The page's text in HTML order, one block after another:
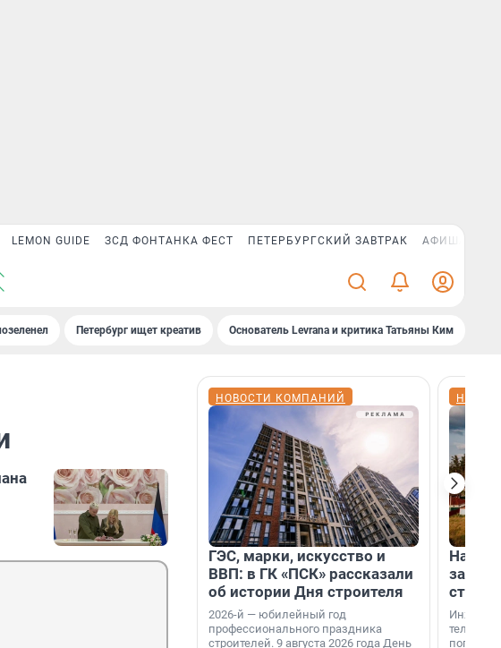
LEMON GUIDE ЗСД ФОНТАНКА ФЕСТ ПЕТЕРБУРГСКИЙ ЗАВТРАК АФИША PLUS
Петербург ищет креатив Основатель Levrana и критика Татьяны Ким
НОВОСТИ КОМПАНИЙ
ГЭС, марки, искусство и
ВВП: в ГК «ПСК» рассказали
об истории Дня строителя
2026-й — юбилейный год
профессионального праздника
строителей. 9 августа 2026 года День
На